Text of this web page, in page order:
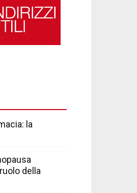
la
della